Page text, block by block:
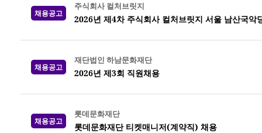
채용공고
주식회사 컬처브릿지
2026년 제4차 주식회사 컬처브릿지 서울 남산국악
채용공고
재단법인 하남문화재단
2026년 제3회 직원채용
채용공고
롯데문화재단
롯데문화재단 티켓매니저(계약직) 채용